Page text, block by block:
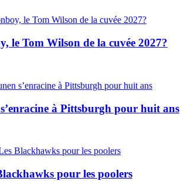
le Tom Wilson de la cuvée 2027?
à Pittsburgh pour huit ans
pour les poolers